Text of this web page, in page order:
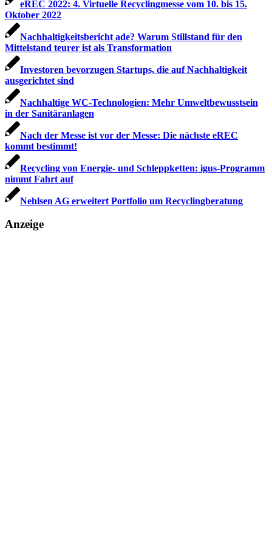
eREC 2022: 4. Virtuelle Recyclingmesse vom 10. bis 15.
Oktober 2022
Nachhaltigkeitsbericht ade? Warum Stillstand für den
Mittelstand teurer ist als Transformation
Investoren bevorzugen Startups, die auf Nachhaltigkeit
ausgerichtet sind
Nachhaltige WC-Technologien: Mehr Umweltbewusstsein
in der Sanitäranlagen
Nach der Messe ist vor der Messe: Die nächste eREC
kommt bestimmt!
Recycling von Energie- und Schleppketten: igus-Programm
nimmt Fahrt auf
Nehlsen AG erweitert Portfolio um Recyclingberatung
Anzeige